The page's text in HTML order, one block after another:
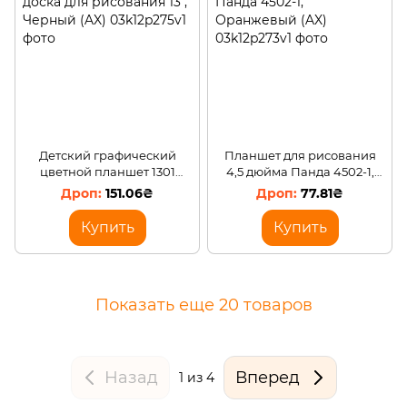
Детский графический
цветной планшет 1301
доска для рисования 13",
Черный (AX)
151.06₴
Купить
Планшет для рисования
4,5 дюйма Панда 4502-1,
Оранжевый (AX)
77.81₴
Купить
Показать еще 20 товаров
Назад 1 из 4 Вперед